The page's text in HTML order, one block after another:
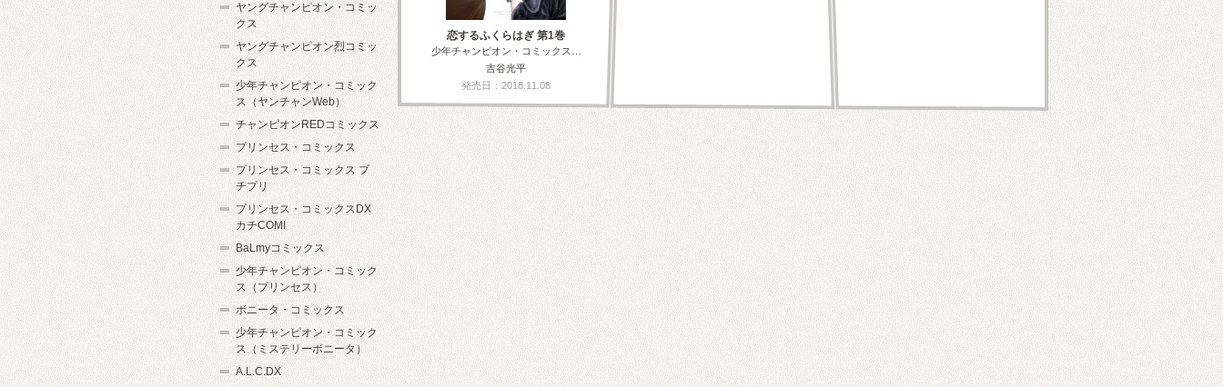
恋するふくらはぎ 第1巻
少年チャンピオン・コミックス…
吉谷光平
発売日：2018.11.08
ヤングチャンピオン・コミッ
クス
ヤングチャンピオン烈コミッ
クス
少年チャンピオン・コミック
ス（ヤンチャンWeb）
チャンピオンREDコミックス
プリンセス・コミックス
プリンセス・コミックス プ
チプリ
プリンセス・コミックスDX
カチCOMI
BaLmyコミックス
少年チャンピオン・コミック
ス（プリンセス）
ボニータ・コミックス
少年チャンピオン・コミック
ス（ミステリーボニータ）
A.L.C.DX